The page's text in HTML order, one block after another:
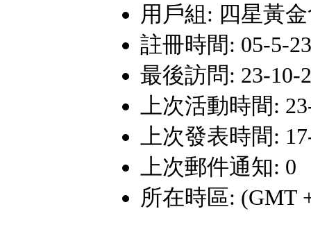
用戶組: 四星黃
註冊時間: 05-5-
最後訪問: 23-10-
上次活動時間:
上次發表時間:
上次郵件通知: 0
所在時區: (GMT